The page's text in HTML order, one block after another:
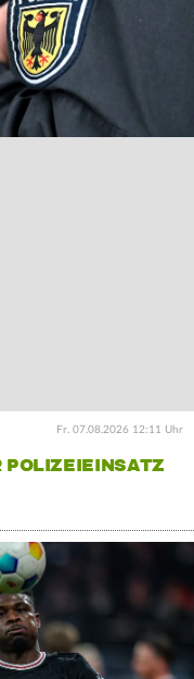
Fr. 07.08.2026 12:11 Uhr
POLIZEIEINSATZ